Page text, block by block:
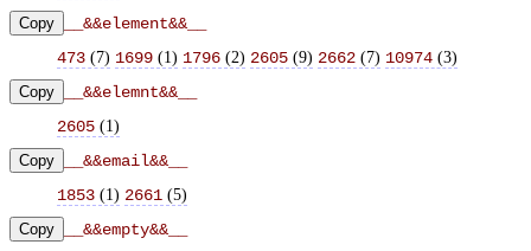
Copy
__&&element&&__
473 (7) 1699 (1) 1796 (2) 2605 (9) 2662 (7) 10974 (3)
Copy
__&&elemnt&&__
2605 (1)
Copy
__&&email&&__
1853 (1) 2661 (5)
Copy
__&&empty&&__